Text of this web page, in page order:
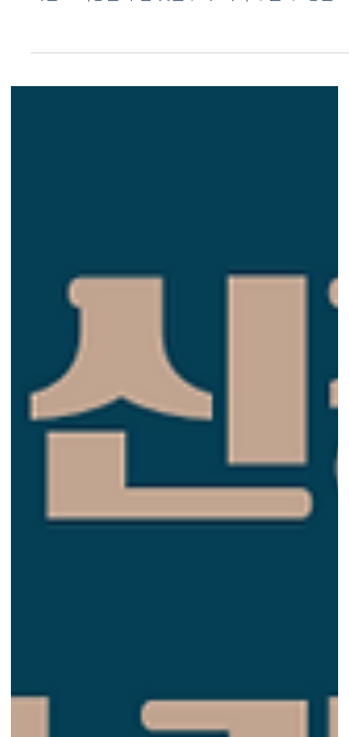
있는 여러가지 합병증을 예방하기 위하여 수술 전
면역 기능에 대한 여러가지 검사를 하게...